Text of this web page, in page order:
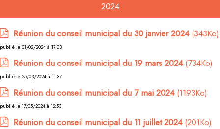
2024
Réunion du conseil municipal du 30 janvier 2024(343Ko)
publié le 01/02/2024 à 17:03
Réunion du conseil municipal du 19 mars 2024(734Ko)
publié le 25/03/2024 à 11:37
Réunion du conseil municipal du 7 mai 2024(1193Ko)
publié le 17/05/2024 à 12:53
Réunion du conseil municipal du 11 juillet 2024(201Ko)